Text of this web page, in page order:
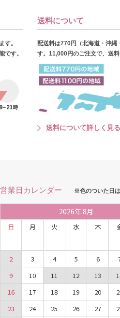
す。
です。
送料について
配送料は770円（北海道・沖縄
す。11,000円のご注文で、送料
送料について詳しく見る
営業日カレンダー ※色のついた日は
2026年 8月
日 月 火 水 木
2
3 4 5 6
9
10 11 12 13
16
17 18 19 20
23
24 25 26 27